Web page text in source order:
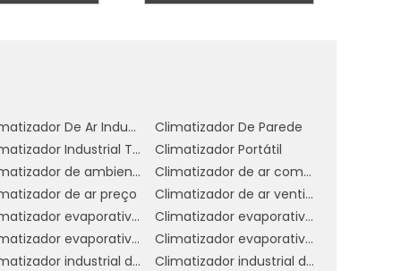
Climatizador De Ar Industrial Evaporativo
Climatizador De Parede
Climatizador Industrial Teto
Climatizador Portátil
Climatizador de ambientes comerciais
Climatizador de ar comercial
de ar preço
Climatizador de ar ventilador
Climatizador evaporativo de ar
Climatizador evaporativo de parede
Climatizador evaporativo para academia
Climatizador evaporativo portátil
Climatizador industrial de parede
Climatizador industrial de parede preço